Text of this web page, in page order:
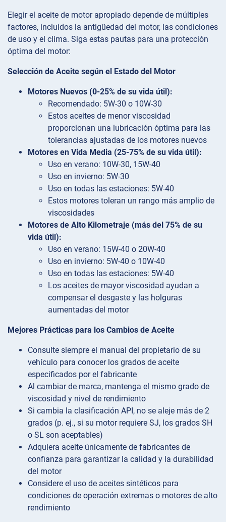
Elegir el aceite de motor apropiado depende de múltiples
factores, incluidos la antigüedad del motor, las condiciones
de uso y el clima. Siga estas pautas para una protección
óptima del motor:
Selección de Aceite según el Estado del Motor
Motores Nuevos (0-25% de su vida útil):
Recomendado: 5W-30 o 10W-30
Estos aceites de menor viscosidad
proporcionan una lubricación óptima para las
tolerancias ajustadas de los motores nuevos
Motores en Vida Media (25-75% de su vida útil):
Uso en verano: 10W-30, 15W-40
Uso en invierno: 5W-30
Uso en todas las estaciones: 5W-40
Estos motores toleran un rango más amplio de
viscosidades
Motores de Alto Kilometraje (más del 75% de su
vida útil):
Uso en verano: 15W-40 o 20W-40
Uso en invierno: 5W-40 o 10W-40
Uso en todas las estaciones: 5W-40
Los aceites de mayor viscosidad ayudan a
compensar el desgaste y las holguras
aumentadas del motor
Mejores Prácticas para los Cambios de Aceite
Consulte siempre el manual del propietario de su
vehículo para conocer los grados de aceite
especificados por el fabricante
Al cambiar de marca, mantenga el mismo grado de
viscosidad y nivel de rendimiento
Si cambia la clasificación API, no se aleje más de 2
grados (p. ej., si su motor requiere SJ, los grados SH
o SL son aceptables)
Adquiera aceite únicamente de fabricantes de
confianza para garantizar la calidad y la durabilidad
del motor
Considere el uso de aceites sintéticos para
condiciones de operación extremas o motores de alto
rendimiento